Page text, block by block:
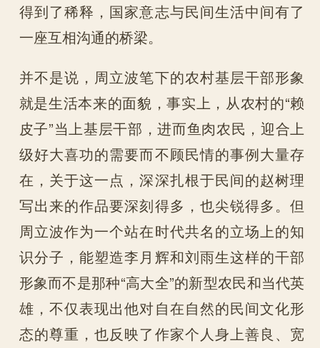
得到了稀释，国家意志与民间生活中间有了
一座互相沟通的桥梁。
并不是说，周立波笔下的农村基层干部形象
就是生活本来的面貌，事实上，从农村的“赖
皮子”当上基层干部，进而鱼肉农民，迎合上
级好大喜功的需要而不顾民情的事例大量存
在，关于这一点，深深扎根于民间的赵树理
写出来的作品要深刻得多，也尖锐得多。但
周立波作为一个站在时代共名的立场上的知
识分子，能塑造李月辉和刘雨生这样的干部
形象而不是那种“高大全”的新型农民和当代英
雄，不仅表现出他对自在自然的民间文化形
态的尊重，也反映了作家个人身上善良、宽